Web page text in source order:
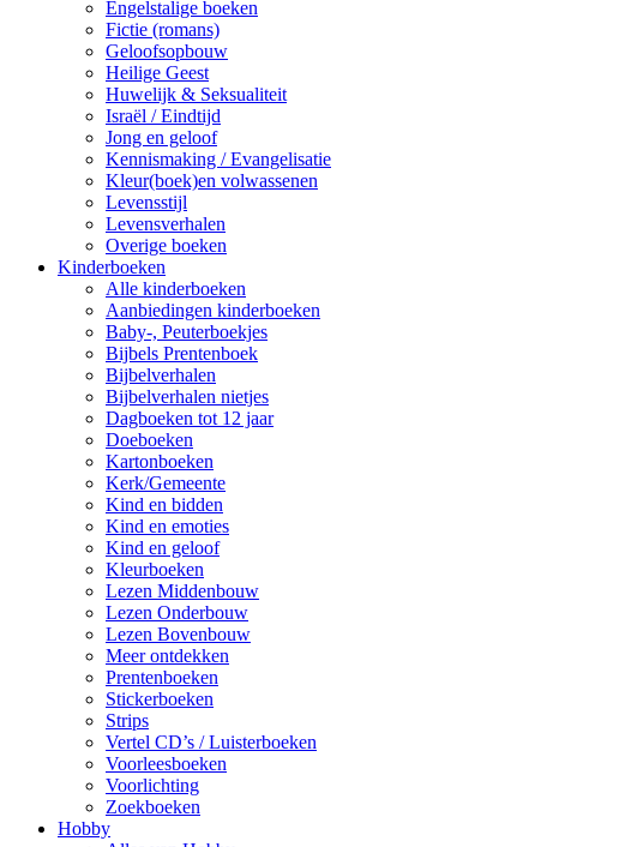
Engelstalige boeken
Fictie (romans)
Geloofsopbouw
Heilige Geest
Huwelijk & Seksualiteit
Israël / Eindtijd
Jong en geloof
Kennismaking / Evangelisatie
Kleur(boek)en volwassenen
Levensstijl
Levensverhalen
Overige boeken
Kinderboeken
Alle kinderboeken
Aanbiedingen kinderboeken
Baby-, Peuterboekjes
Bijbels Prentenboek
Bijbelverhalen
Bijbelverhalen nietjes
Dagboeken tot 12 jaar
Doeboeken
Kartonboeken
Kerk/Gemeente
Kind en bidden
Kind en emoties
Kind en geloof
Kleurboeken
Lezen Middenbouw
Lezen Onderbouw
Lezen Bovenbouw
Meer ontdekken
Prentenboeken
Stickerboeken
Strips
Vertel CD’s / Luisterboeken
Voorleesboeken
Voorlichting
Zoekboeken
Hobby